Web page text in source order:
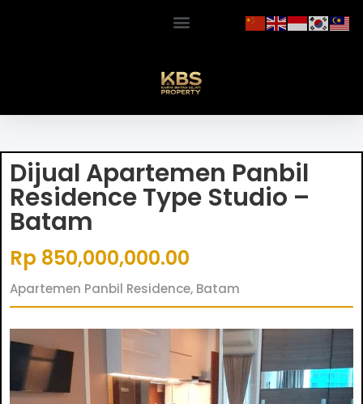
Dijual Apartemen Panbil
Residence Type Studio –
Batam
Rp 850,000,000.00
Apartemen Panbil Residence, Batam